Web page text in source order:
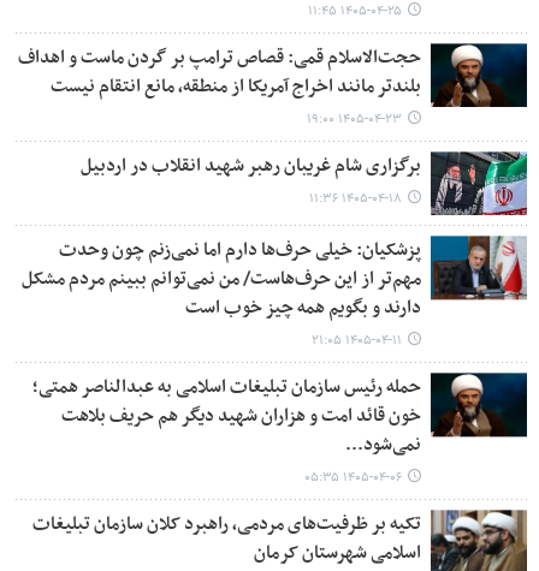
۱۴۰۵-۰۴-۲۵ ۱۱:۴۵
حجت‌الاسلام قمی: قصاص ترامپ بر گردن ماست و اهداف
بلندتر مانند اخراج آمریکا از منطقه، مانع انتقام نیست
۱۴۰۵-۰۴-۲۳ ۱۹:۰۰
برگزاری شام غریبان رهبر شهید انقلاب در اردبیل
۱۴۰۵-۰۴-۱۸ ۱۱:۳۶
پزشکیان: خیلی حرف‌ها دارم اما نمی‌زنم چون وحدت
مهم‌تر از این حرف‌هاست/ من نمی‌توانم ببینم مردم مشکل
دارند و بگویم همه چیز خوب است
۱۴۰۵-۰۴-۱۱ ۲۱:۰۵
حمله رئیس سازمان تبلیغات اسلامی به عبدالناصر همتی؛
خون قائد امت و هزاران شهید دیگر هم حریف بلاهت
نمی‌شود...
۱۴۰۵-۰۴-۰۶ ۰۵:۳۵
تکیه بر ظرفیت‌های مردمی، راهبرد کلان سازمان تبلیغات
اسلامی شهرستان کرمان